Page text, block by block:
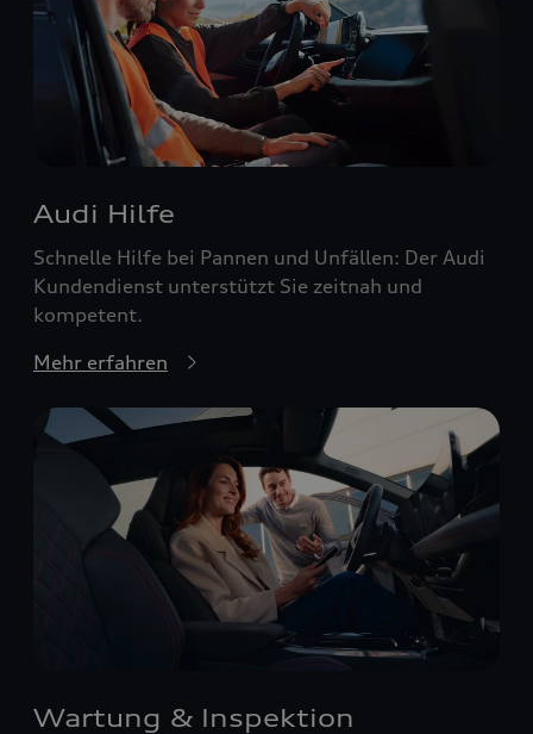
Audi Hilfe
Schnelle Hilfe bei Pannen und Unfällen: Der Audi
Kundendienst unterstützt Sie zeitnah und
kompetent.
Mehr erfahren
Wartung & Inspektion